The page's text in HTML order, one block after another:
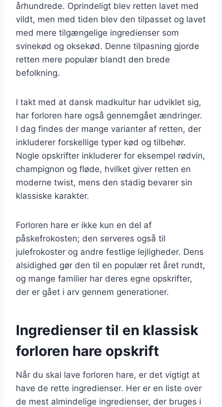
århundrede. Oprindeligt blev retten lavet med
vildt, men med tiden blev den tilpasset og lavet
med mere tilgængelige ingredienser som
svinekød og oksekød. Denne tilpasning gjorde
retten mere populær blandt den brede
befolkning.
I takt med at dansk madkultur har udviklet sig,
har forloren hare også gennemgået ændringer.
I dag findes der mange varianter af retten, der
inkluderer forskellige typer kød og tilbehør.
Nogle opskrifter inkluderer for eksempel rødvin,
champignon og fløde, hvilket giver retten en
moderne twist, mens den stadig bevarer sin
klassiske karakter.
Forloren hare er ikke kun en del af
påskefrokosten; den serveres også til
julefrokoster og andre festlige lejligheder. Dens
alsidighed gør den til en populær ret året rundt,
og mange familier har deres egne opskrifter,
der er gået i arv gennem generationer.
Ingredienser til en klassisk
forloren hare opskrift
Når du skal lave forloren hare, er det vigtigt at
have de rette ingredienser. Her er en liste over
de mest almindelige ingredienser, der bruges i